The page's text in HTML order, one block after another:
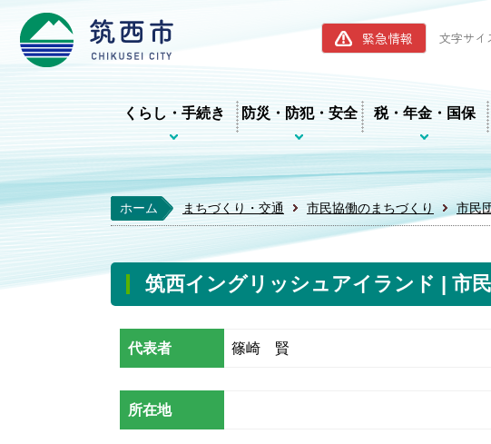
筑西市ホームページ
緊急情報 文字サイ
くらし・手続き 防災・防犯・安全 税・年金・国保
ホーム まちづくり・交通 市民協働のまちづくり 市民
筑西イングリッシュアイランド | 市
代表者 篠崎 賢
所在地